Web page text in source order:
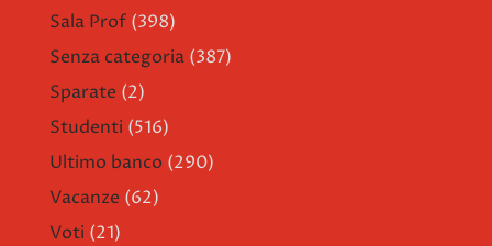
Sala Prof (398)
Senza categoria (387)
Sparate (2)
Studenti (516)
Ultimo banco (290)
Vacanze (62)
Voti (21)